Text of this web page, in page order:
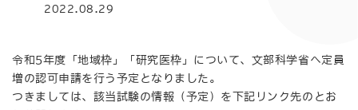
2022.08.29
令和5年度「地域枠」「研究医枠」について、文部科学省へ定員
増の認可申請を行う予定となりました。
つきましては、該当試験の情報（予定）を下記リンク先のとお